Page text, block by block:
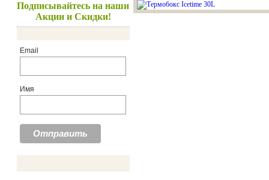
Подписывайтесь на наши
Акции и Скидки!
Email
Имя